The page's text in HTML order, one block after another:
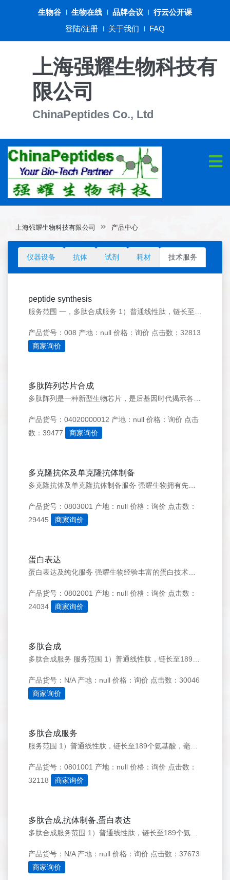
生物谷 生物在线 品牌会议
行云公开课
登陆/注册
关于我们 FAQ
上海强耀生物科技有
限公司
ChinaPeptides Co., Ltd
上海强耀生物科技有限公司 产品中心
仪器设备 抗体 试剂 耗材 技术服务
peptide synthesis
产品货号：008 产地：null 价格：询价 点击数：32813
商家询价
多肽阵列芯片合成
产品货号：04020000012 产地：null 价格：询价 点击
数：39477
商家询价
多克隆抗体及单克隆抗体制备
产品货号：0803001 产地：null 价格：询价 点击数：
29445
商家询价
蛋白表达
产品货号：0802001 产地：null 价格：询价 点击数：
24034
商家询价
多肽合成
产品货号：N/A 产地：null 价格：询价 点击数：30046
商家询价
多肽合成服务
产品货号：0801001 产地：null 价格：询价 点击数：
32118
商家询价
多肽合成,抗体制备,蛋白表达
产品货号：N/A 产地：null 价格：询价 点击数：37673
商家询价